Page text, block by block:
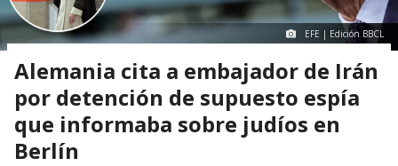
EFE | Edición BBCL
Alemania cita a embajador de Irán
por detención de supuesto espía
que informaba sobre judíos en
Berlín